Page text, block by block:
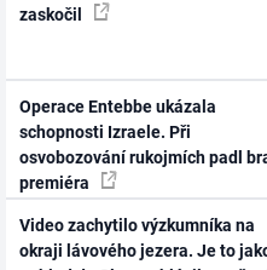
zaskočil
Operace Entebbe ukázala
schopnosti Izraele. Při
osvobozování rukojmích padl
premiéra
Video zachytilo výzkumníka na
okraji lávového jezera. Je to